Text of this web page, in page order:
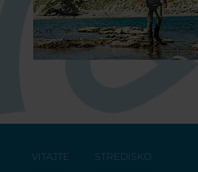
VITAJTE STREDISKO